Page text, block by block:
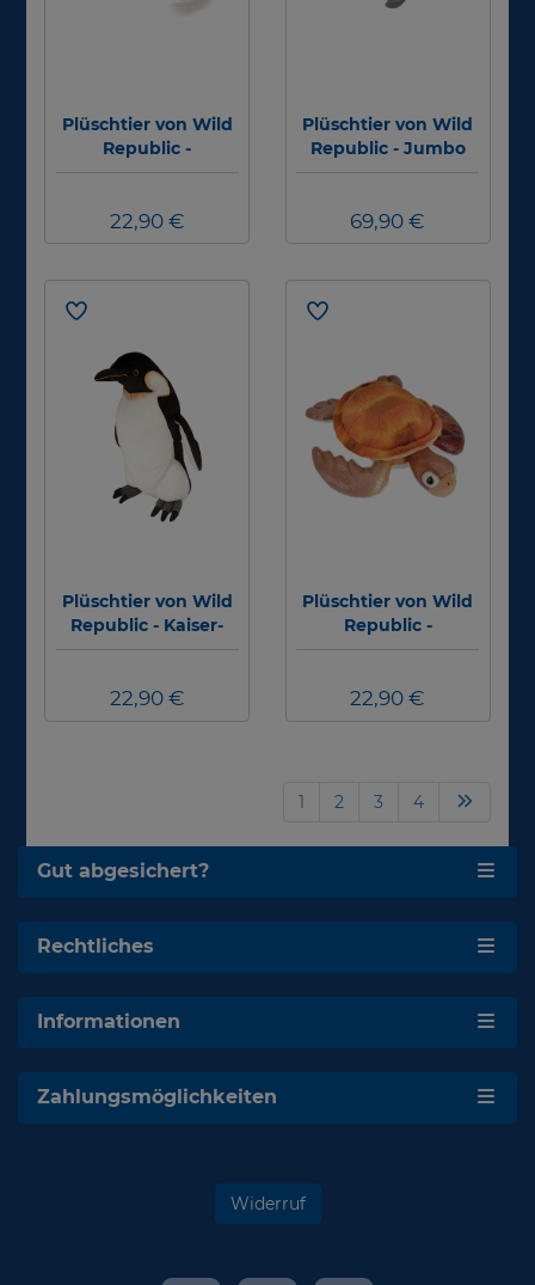
Plüschtier von Wild
Republic -
Hammerhai - 30 cm
22,90 €
Plüschtier von Wild
Republic - Jumbo
Weißer Hai - ca.
69,90 €
Plüschtier von Wild
Republic - Kaiser-
Pinguin - 30cm
22,90 €
Plüschtier von Wild
Republic -
Karettschildkröte -
22,90 €
1 2 3 4
Gut abgesichert?
Rechtliches
Informationen
Zahlungsmöglichkeiten
Widerruf